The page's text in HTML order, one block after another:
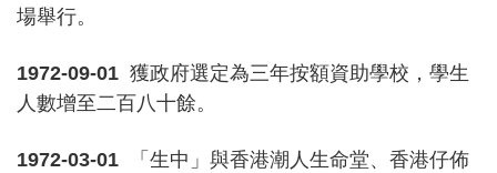
場舉行。
1972-09-01 獲政府選定為三年按額資助學校，學生
人數增至二百八十餘。
1972-03-01 「生中」與香港潮人生命堂、香港仔佈